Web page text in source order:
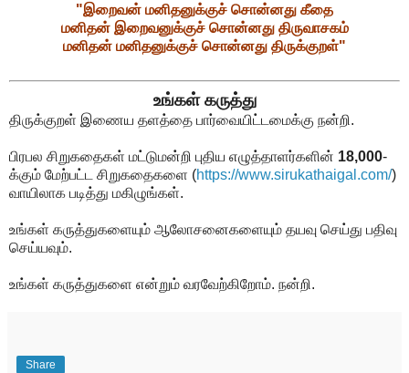
"இறைவன் மனிதனுக்குச் சொன்னது கீதை
மனிதன் இறைவனுக்குச் சொன்னது திருவாசகம்
மனிதன் மனிதனுக்குச் சொன்னது திருக்குறள்"
உங்கள் கருத்து
திருக்குறள் இணைய தளத்தை பார்வையிட்டமைக்கு நன்றி.
பிரபல சிறுகதைகள் மட்டுமன்றி புதிய எழுத்தாளர்களின் 18,000-
க்கும் மேற்பட்ட சிறுகதைகளை (https://www.sirukathaigal.com/)
வாயிலாக படித்து மகிழுங்கள்.
உங்கள் கருத்துகளையும் ஆலோசனைகளையும் தயவு செய்து பதிவு
செய்யவும்.
உங்கள் கருத்துகளை என்றும் வரவேற்கிறோம். நன்றி.
Share